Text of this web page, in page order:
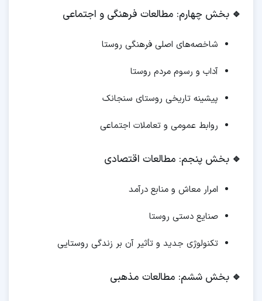
🔹 بخش چهارم: مطالعات فرهنگی و اجتماعی
شاخصه‌های اصلی فرهنگی روستا
آداب و رسوم مردم روستا
پیشینه تاریخی روستای سنجانک
روابط عمومی و تعاملات اجتماعی
🔹 بخش پنجم: مطالعات اقتصادی
امرار معاش و منابع درآمد
صنایع دستی روستا
تکنولوژی جدید و تأثیر آن بر زندگی روستایی
🔹 بخش ششم: مطالعات مذهبی